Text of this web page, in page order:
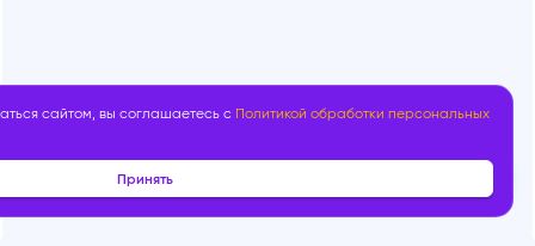
сайтом, вы соглашаетесь с Политикой обработки персональных
Принять